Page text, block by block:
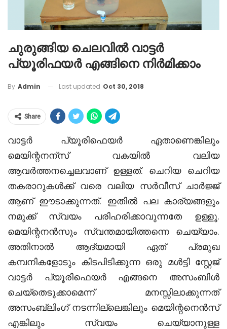
ചുരുങ്ങിയ ചെലവിൽ വാട്ടർ
പ്യൂരിഫയർ എങ്ങിനെ നിർമിക്കാം
By Admin Last updated Oct 30, 2018
Share
വാട്ടർ പ്യൂരിഫെയർ ഏതാണെങ്കിലും
മെയിന്റനന്സ് വകയിൽ വലിയ
ആവർത്തനച്ചെലവാണ് ഉള്ളത്. ചെറിയ ചെറിയ
തകരാറുകൾക്ക് വരെ വലിയ സർവീസ് ചാർജ്ജ്
ആണ് ഈടാക്കുന്നത്. ഇതിൽ പല കാര്യങ്ങളും
നമുക്ക് സ്വയം പരിഹരിക്കാവുന്നതേ ഉള്ളൂ.
മെയിന്റനൻസും സ്വന്തമായിത്തന്നെ ചെയ്യാം.
അതിനാൽ ആദ്യമായി ഏത് പ്രമുഖ
കമ്പനികളോടും കിടപിടിക്കുന്ന ഒരു മൾട്ടി സ്റ്റേജ്
വാട്ടർ പ്യൂരിഫെയർ എങ്ങനെ അസംബിൾ
ചെയ്തെടുക്കാമെന്ന് മനസ്സിലാക്കുന്നത്
അസംബ്ലിംഗ് നടന്നില്ലെങ്കിലും മെയിന്റനെൻസ്
എങ്കിലും സ്വയം ചെയ്യാനുള്ള